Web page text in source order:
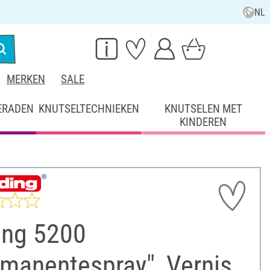
NL
MERKEN SALE
KNUTSELTECHNIEKEN
KNUTSELEN MET
KINDEREN
5200